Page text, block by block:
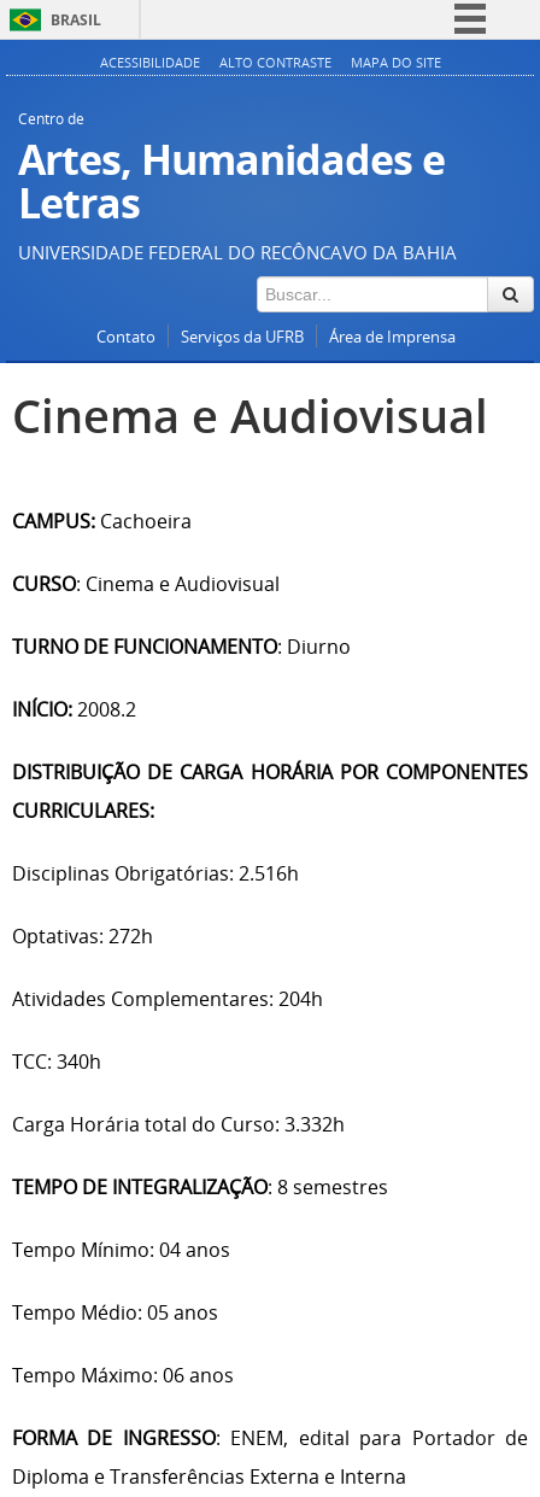
BRASIL
Simplifique!
Acesso à informação
Canais
ACESSIBILIDADE ALTO CONTRASTE MAPA DO SITE
Centro de
Artes, Humanidades e
Letras
UNIVERSIDADE FEDERAL DO RECÔNCAVO DA BAHIA
Contato Serviços da UFRB Área de Imprensa
Cinema e Audiovisual
CAMPUS: Cachoeira
CURSO: Cinema e Audiovisual
TURNO DE FUNCIONAMENTO: Diurno
INÍCIO:2008.2
DISTRIBUIÇÃO DE CARGA HORÁRIA POR COMPONENTES
CURRICULARES:
Disciplinas Obrigatórias: 2.516h
Optativas: 272h
Atividades Complementares: 204h
TCC: 340h
Carga Horária total do Curso: 3.332h
TEMPO DE INTEGRALIZAÇÃO: 8 semestres
Tempo Mínimo: 04 anos
Tempo Médio: 05 anos
Tempo Máximo: 06 anos
FORMA DE INGRESSO: ENEM, edital para Portador de
Diploma e Transferências Externa e Interna